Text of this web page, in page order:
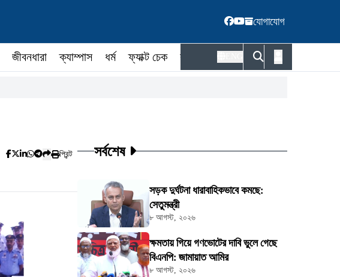
যোগাযোগ
জীবনধারা ক্যাম্পাস ধর্ম ফ্যাক্ট চেক কর্মকর্তা
প্রিন্ট সর্বশেষ
সড়ক দুর্ঘটনা ধারাবাহিকভাবে কমছে:
সেতুমন্ত্রী
৮ আগস্ট, ২০২৬
ক্ষমতায় গিয়ে গণভোটের দাবি ভুলে গেছে
বিএনপি: জামায়াত আমির
৮ আগস্ট, ২০২৬